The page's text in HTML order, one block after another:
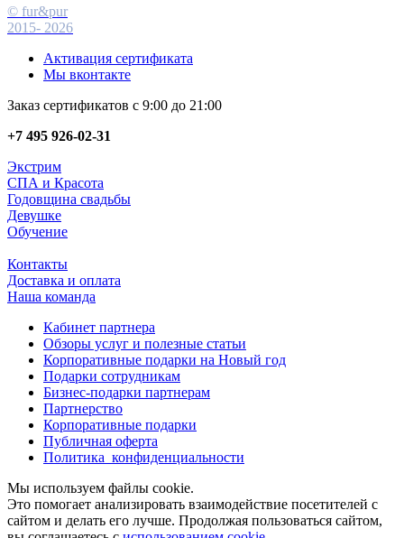
© fur&pur
2015- 2026
Активация сертификата
Мы вконтакте
Заказ сертификатов с 9:00 до 21:00
+7 495 926-02-31
Экстрим
СПА и Красота
Годовщина свадьбы
Девушке
Обучение
Контакты
Доставка и оплата
Наша команда
Кабинет партнера
Обзоры услуг и полезные статьи
Корпоративные подарки на Новый год
Подарки сотрудникам
Бизнес-подарки партнерам
Партнерство
Корпоративные подарки
Публичная оферта
Политика конфиденциальности
Мы используем файлы cookie.
Это помогает анализировать взаимодействие посетителей с
сайтом и делать его лучше. Продолжая пользоваться сайтом,